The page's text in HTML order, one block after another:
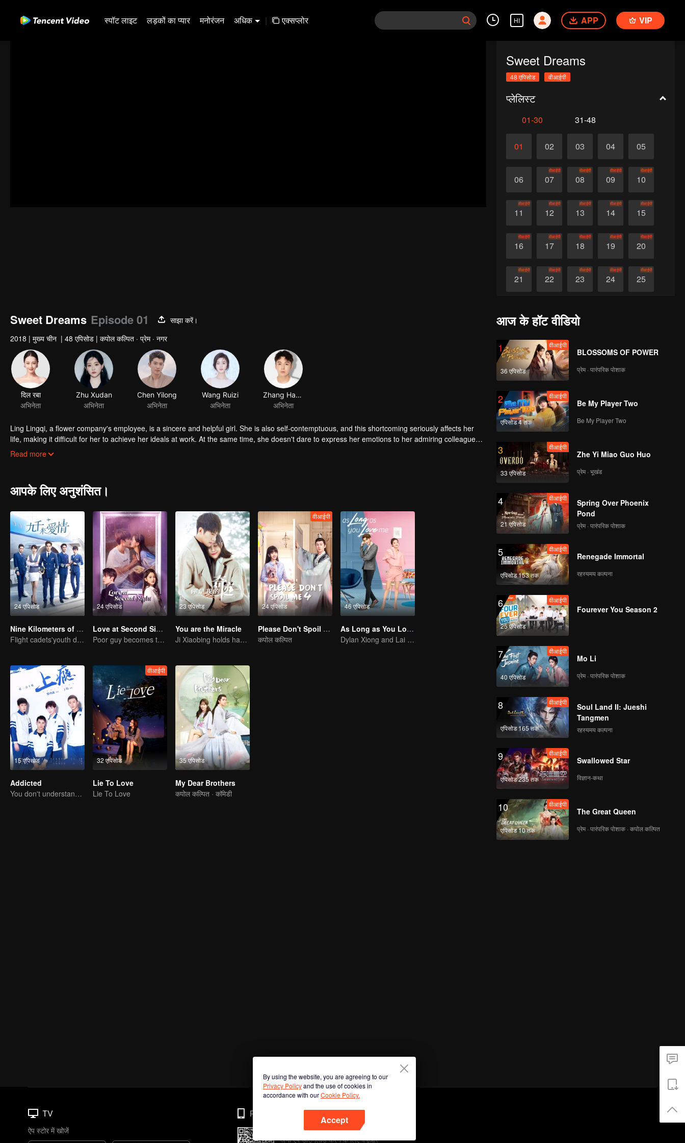
स्पॉट लाइट लड़कों का प्यार मनोरंजन अधिक | एक्सप्लोर HI APP VIP
Sweet Dreams
48 एपिसोड वीआईपी
प्लेलिस्ट
01-30 31-48
01 02 03 04 05
06 07
वीआईपी
08
वीआईपी
09
वीआईपी
10
वीआईपी
11
वीआईपी
12
वीआईपी
13
वीआईपी
14
वीआईपी
15
वीआईपी
16
वीआईपी
17
वीआईपी
18
वीआईपी
19
वीआईपी
20
वीआईपी
21
वीआईपी
22
वीआईपी
23
वीआईपी
24
वीआईपी
25
वीआईपी
26 28
Sweet Dreams Episode 01
साझा करें।
2018 | मुख्य चीन | 48 एपिसोड | कपोल कल्पित · प्रेम · नगर
दिल रबा
अभिनेता
Zhu Xudan
अभिनेता
Chen Yilong
अभिनेता
Wang Ruizi
अभिनेता
Zhang Haowei
अभिनेता
Ling Lingqi, a flower company's employee, is a sincere and helpful girl. She is also self-contemptuous, and this shortcoming seriously affects her
life, making it difficult for her to achieve her ideals at work. At the same time, she doesn't dare to express her emotions to her admiring colleague
Bo Hai. By chance, she and Bao Hai participate in a high-tech wristband test launched by Haomeng Technology Company to improve sleep quality.
temporarily puts aside the shortcomings of inferiority in real life, and tries her best to help Bo Hai overcome the psychological shadow left in his
childhood. The dream becomes reality. The courage in the dream makes Ling Lingqi reflect on her shortcomings in real life. She actively strives to
harvest wonderful career and love.
Read more
आपके लिए अनुशंसित।
24 एपिसोड
Nine Kilometers of Love
Flight cadets'youth dream-driven journey
24 एपिसोड
Love at Second Sight
Poor guy becomes the domineering CEO and pursues his first love
23 एपिसोड
You are the Miracle
Ji Xiaobing holds hands with Gong Wanyi to find love and arrest the criminal
24 एपिसोड
वीआईपी
Please Don't Spoil Me S4
कपोल कल्पित
46 एपिसोड
As Long as You Love Me
Dylan Xiong and Lai Yumeng's sweet love story
15 एपिसोड
Addicted
You don't understand, It's also love
32 एपिसोड
वीआईपी
Lie To Love
Lie To Love
35 एपिसोड
My Dear Brothers
कपोल कल्पित · कॉमेडी
आज के हॉट वीडियो
1
36 एपिसोड
वीआईपी
BLOSSOMS OF POWER
प्रेम · पारंपरिक पोशाक
2
एपिसोड 4 तक
वीआईपी
Be My Player Two
Be My Player Two
3
33 एपिसोड
वीआईपी
Zhe Yi Miao Guo Huo
प्रेम · भूखंड
4
21 एपिसोड
वीआईपी
Spring Over Phoenix
Pond
प्रेम · पारंपरिक पोशाक
5
एपिसोड 153 तक
वीआईपी
Renegade Immortal
रहस्यमय कल्पना
6
25 एपिसोड
वीआईपी
Fourever You Season 2
7
40 एपिसोड
वीआईपी
Mo Li
प्रेम · पारंपरिक पोशाक
8
एपिसोड 165 तक
वीआईपी
Soul Land II: Jueshi
Tangmen
रहस्यमय कल्पना
9
एपिसोड 235 तक
वीआईपी
Swallowed Star
विज्ञान-कथा
10
एपिसोड 10 तक
वीआईपी
The Great Queen
प्रेम · पारंपरिक पोशाक · कपोल कल्पित
By using the website, you are agreeing to our
Privacy Policyand the use of cookies in
accordance with ourCookie Policy.
Accept
TV
ऐप स्टोर में खोजें
Phone
अभी ऐप डाउनलोड करने के लिए क्यूआर